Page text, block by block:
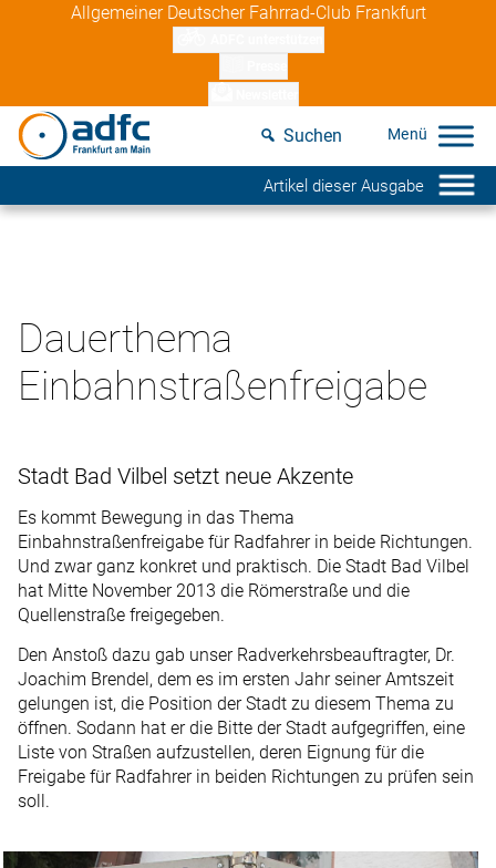
Allgemeiner Deutscher Fahrrad-Club Frankfurt
Suchen
Artikel dieser Ausgabe
Dauerthema
Einbahnstraßenfreigabe
Stadt Bad Vilbel setzt neue Akzente
Es kommt Bewegung in das Thema
Einbahnstraßenfreigabe für Radfahrer in beide Richtungen.
Und zwar ganz konkret und praktisch. Die Stadt Bad Vilbel
hat Mitte November 2013 die Römerstraße und die
Quellenstraße freigegeben.
Den Anstoß dazu gab unser Radverkehrsbeauftragter, Dr.
Joachim Brendel, dem es im ersten Jahr seiner Amtszeit
gelungen ist, die Position der Stadt zu diesem Thema zu
öffnen. Sodann hat er die Bitte der Stadt aufgegriffen, eine
Liste von Straßen aufzustellen, deren Eignung für die
Freigabe für Radfahrer in beiden Richtungen zu prüfen sein
soll.